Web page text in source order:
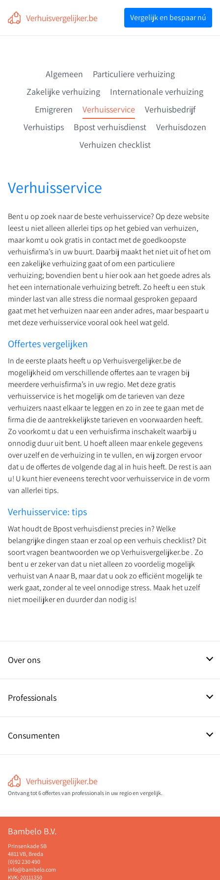
Vergelijk en bespaar nú
Algemeen
Particuliere verhuizing
Zakelijke verhuizing
Internationale verhuizing
Emigreren
Verhuisservice
Verhuisbedrijf
Verhuistips
Bpost verhuisdienst
Verhuisdozen
Verhuizen checklist
Verhuisservice
Bent u op zoek naar de beste verhuisservice? Op deze website
leest u niet alleen allerlei tips op het gebied van verhuizen,
maar komt u ook gratis in contact met de goedkoopste
verhuisfirma’s in uw buurt. Daarbij maakt het niet uit of het om
een zakelijke verhuizing gaat of om een particuliere
verhuizing; bovendien bent u hier ook aan het goede adres als
het een internationale verhuizing betreft. Zo heeft u een stuk
minder last van alle stress die normaal gesproken gepaard
gaat met het verhuizen naar een ander adres, maar bespaart u
met deze verhuisservice vooral ook heel wat geld.
Offertes vergelijken
In de eerste plaats heeft u op Verhuisvergelijker.be de
mogelijkheid om verschillende offertes aan te vragen bij
meerdere verhuisfirma’s in uw regio. Met deze gratis
verhuisservice is het mogelijk om de tarieven van deze
verhuizers naast elkaar te leggen en zo in zee te gaan met de
firma die de aantrekkelijkste tarieven en voorwaarden heeft.
Zo voorkomt u dat u een verhuisfirma inschakelt waarbij u
onnodig duur uit bent. U hoeft alleen maar enkele gegevens
over uzelf en de verhuizing in te vullen, en wij zorgen ervoor
dat u de offertes de volgende dag al in huis heeft. De rest is aan
u! U kunt hier eveneens terecht voor verhuisservice in de vorm
van allerlei tips.
Verhuisservice: tips
Wat houdt de Bpost verhuisdienst precies in? Welke
belangrijke dingen staan er zoal op een verhuis checklist? Dit
soort vragen beantwoorden we op Verhuisvergelijker.be . Zo
bent u er zeker van dat u niet alleen zo voordelig mogelijk
verhuist van A naar B, maar dat u ook zo efficiënt mogelijk te
werk gaat, zonder al te veel onnodige stress. Maak het uzelf
niet moeilijker en duurder dan nodig is!
Over ons
Professionals
Consumenten
Ontvang tot 6 offertes van professionals in uw regio en vergelijk.
Bambelo B.V.
Prinsenkade 5B
4811 VB, Breda
(0)92 230 490
info@bambelo.com
KVK: 20111350